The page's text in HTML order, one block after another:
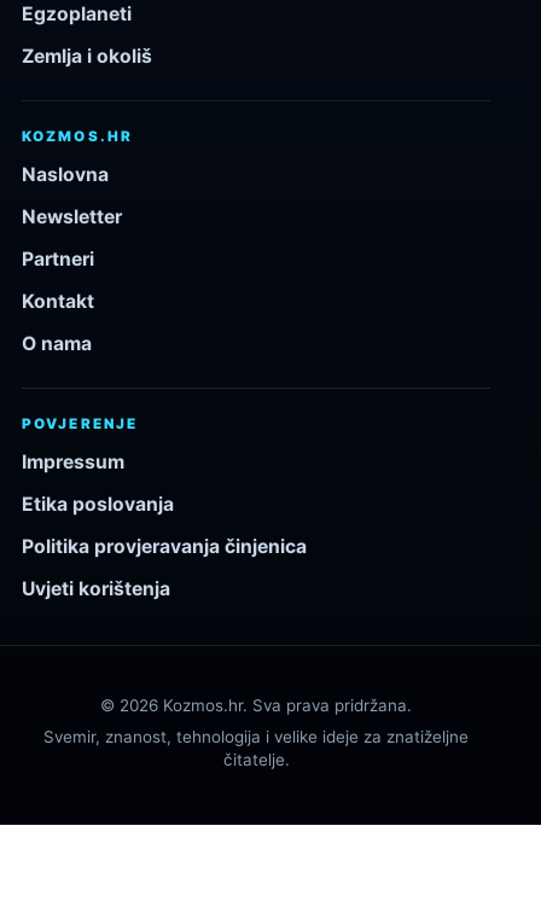
Egzoplaneti
Zemlja i okoliš
KOZMOS.HR
Naslovna
Newsletter
Partneri
Kontakt
O nama
POVJERENJE
Impressum
Etika poslovanja
Politika provjeravanja činjenica
Uvjeti korištenja
© 2026 Kozmos.hr. Sva prava pridržana.
Svemir, znanost, tehnologija i velike ideje za znatiželjne
čitatelje.